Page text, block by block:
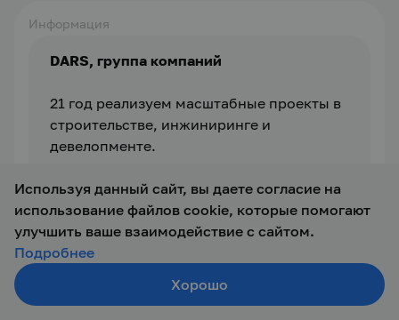
Информация
DARS, группа компаний
21 год реализуем масштабные проекты в
строительстве, инжиниринге и
девелопменте.
Построено более 1 000 000 кв.м.
недвижимости, в этом числе такие
высокотехнологичные и сложные
проекты как 4 московский аэропорт
Работаем cиностранными партнерами и
Используя данный сайт, вы даете согласие на
использование файлов cookie, которые помогают
улучшить ваше взаимодействие с сайтом.
Подробнее
Хорошо